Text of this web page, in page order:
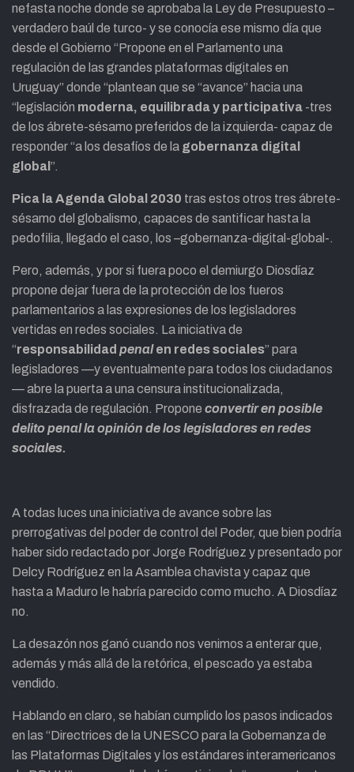
nefasta noche donde se aprobaba la Ley de Presupuesto –
verdadero baúl de turco- y se conocía ese mismo día que
desde el Gobierno “Propone en el Parlamento una
regulación de las grandes plataformas digitales en
Uruguay” donde “plantean que se “avance” hacia una
“legislación moderna, equilibrada y participativa -tres
de los ábrete-sésamo preferidos de la izquierda- capaz de
responder “a los desafíos de la gobernanza digital
global ”.
Pica la Agenda Global 2030 tras estos otros tres ábrete-
sésamo del globalismo, capaces de santificar hasta la
pedofilia, llegado el caso, los –gobernanza-digital-global-.
Pero, además, y por si fuera poco el demiurgo Diosdíaz
propone dejar fuera de la protección de los fueros
parlamentarios a las expresiones de los legisladores
vertidas en redes sociales. La iniciativa de
“responsabilidad penal en redes sociales” para
legisladores —y eventualmente para todos los ciudadanos
— abre la puerta a una censura institucionalizada,
disfrazada de regulación. Propone convertir en posible
delito penal la opinión de los legisladores en redes
sociales.
A todas luces una iniciativa de avance sobre las
prerrogativas del poder de control del Poder, que bien podría
haber sido redactado por Jorge Rodríguez y presentado por
Delcy Rodríguez en la Asamblea chavista y capaz que
hasta a Maduro le habría parecido como mucho. A Diosdíaz
no.
La desazón nos ganó cuando nos venimos a enterar que,
además y más allá de la retórica, el pescado ya estaba
vendido.
Hablando en claro, se habían cumplido los pasos indicados
en las “Directrices de la UNESCO para la Gobernanza de
las Plataformas Digitales y los estándares interamericanos